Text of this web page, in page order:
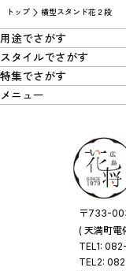
トップ 横型スタンド花２段
用途でさがす
スタイルでさがす
特集でさがす
メニュー
〒733-
( 天満町電
TEL1:
TEL2: